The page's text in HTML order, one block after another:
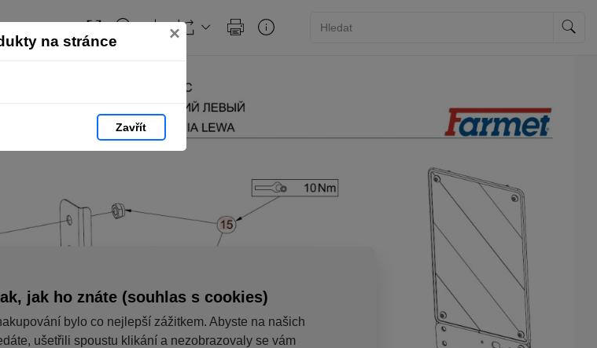
na stránce ×
Zavřít
jak ho znáte (souhlas s cookies)
bylo co nejlepší zážitkem. Abyste na našich
ušetřili spoustu klikání a nezobrazovaly se vám